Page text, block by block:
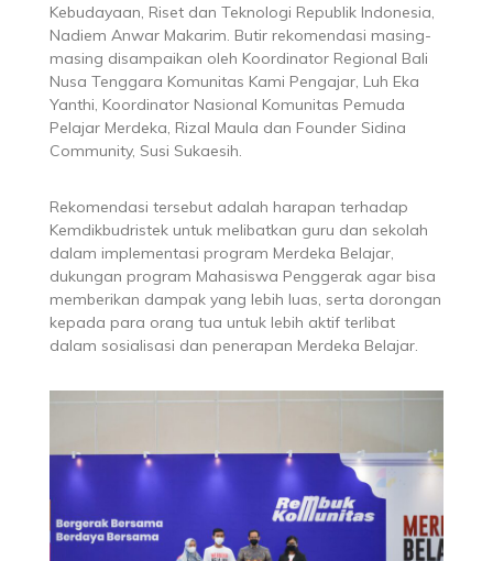
Kebudayaan, Riset dan Teknologi Republik Indonesia,
Nadiem Anwar Makarim. Butir rekomendasi masing-
masing disampaikan oleh Koordinator Regional Bali
Nusa Tenggara Komunitas Kami Pengajar, Luh Eka
Yanthi, Koordinator Nasional Komunitas Pemuda
Pelajar Merdeka, Rizal Maula dan Founder Sidina
Community, Susi Sukaesih.
Rekomendasi tersebut adalah harapan terhadap
Kemdikbudristek untuk melibatkan guru dan sekolah
dalam implementasi program Merdeka Belajar,
dukungan program Mahasiswa Penggerak agar bisa
memberikan dampak yang lebih luas, serta dorongan
kepada para orang tua untuk lebih aktif terlibat
dalam sosialisasi dan penerapan Merdeka Belajar.